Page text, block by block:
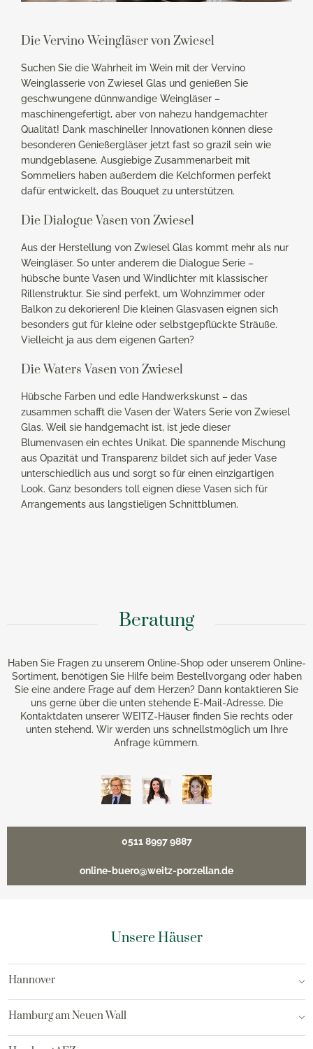
Die Vervino Weingläser von Zwiesel
Suchen Sie die Wahrheit im Wein mit der Vervino
Weinglasserie von Zwiesel Glas und genießen Sie
geschwungene dünnwandige Weingläser –
maschinengefertigt, aber von nahezu handgemachter
Qualität! Dank maschineller Innovationen können diese
besonderen Genießergläser jetzt fast so grazil sein wie
mundgeblasene. Ausgiebige Zusammenarbeit mit
Sommeliers haben außerdem die Kelchformen perfekt
dafür entwickelt, das Bouquet zu unterstützen.
Die Dialogue Vasen von Zwiesel
Aus der Herstellung von Zwiesel Glas kommt mehr als nur
Weingläser. So unter anderem die Dialogue Serie –
hübsche bunte Vasen und Windlichter mit klassischer
Rillenstruktur. Sie sind perfekt, um Wohnzimmer oder
Balkon zu dekorieren! Die kleinen Glasvasen eignen sich
besonders gut für kleine oder selbstgepflückte Sträuße.
Vielleicht ja aus dem eigenen Garten?
Die Waters Vasen von Zwiesel
Hübsche Farben und edle Handwerkskunst – das
zusammen schafft die Vasen der Waters Serie von Zwiesel
Glas. Weil sie handgemacht ist, ist jede dieser
Blumenvasen ein echtes Unikat. Die spannende Mischung
aus Opazität und Transparenz bildet sich auf jeder Vase
unterschiedlich aus und sorgt so für einen einzigartigen
Look. Ganz besonders toll eignen diese Vasen sich für
Arrangements aus langstieligen Schnittblumen.
Beratung
Haben Sie Fragen zu unserem Online-Shop oder unserem Online-
Sortiment, benötigen Sie Hilfe beim Bestellvorgang oder haben
Sie eine andere Frage auf dem Herzen? Dann kontaktieren Sie
uns gerne über die unten stehende E-Mail-Adresse. Die
Kontaktdaten unserer WEITZ-Häuser finden Sie rechts oder
unten stehend. Wir werden uns schnellstmöglich um Ihre
Anfrage kümmern.
0511 8997 9887
online-buero@weitz-porzellan.de
Unsere Häuser
Hannover
Hamburg am Neuen Wall